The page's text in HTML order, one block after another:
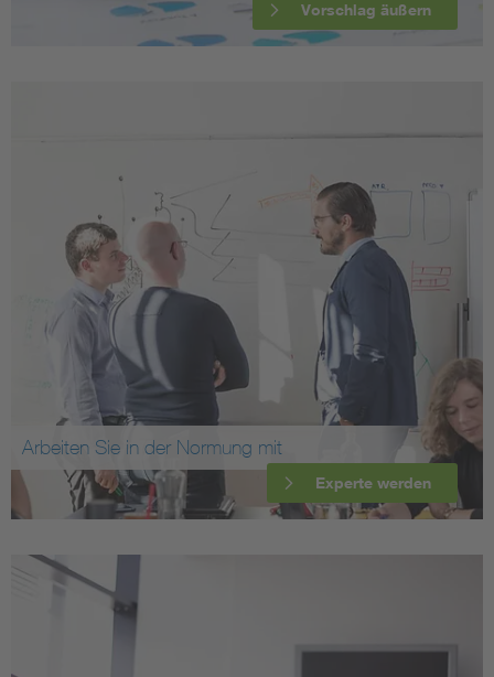
Vorschlag äußern
Arbeiten Sie in der Normung mit
Experte werden